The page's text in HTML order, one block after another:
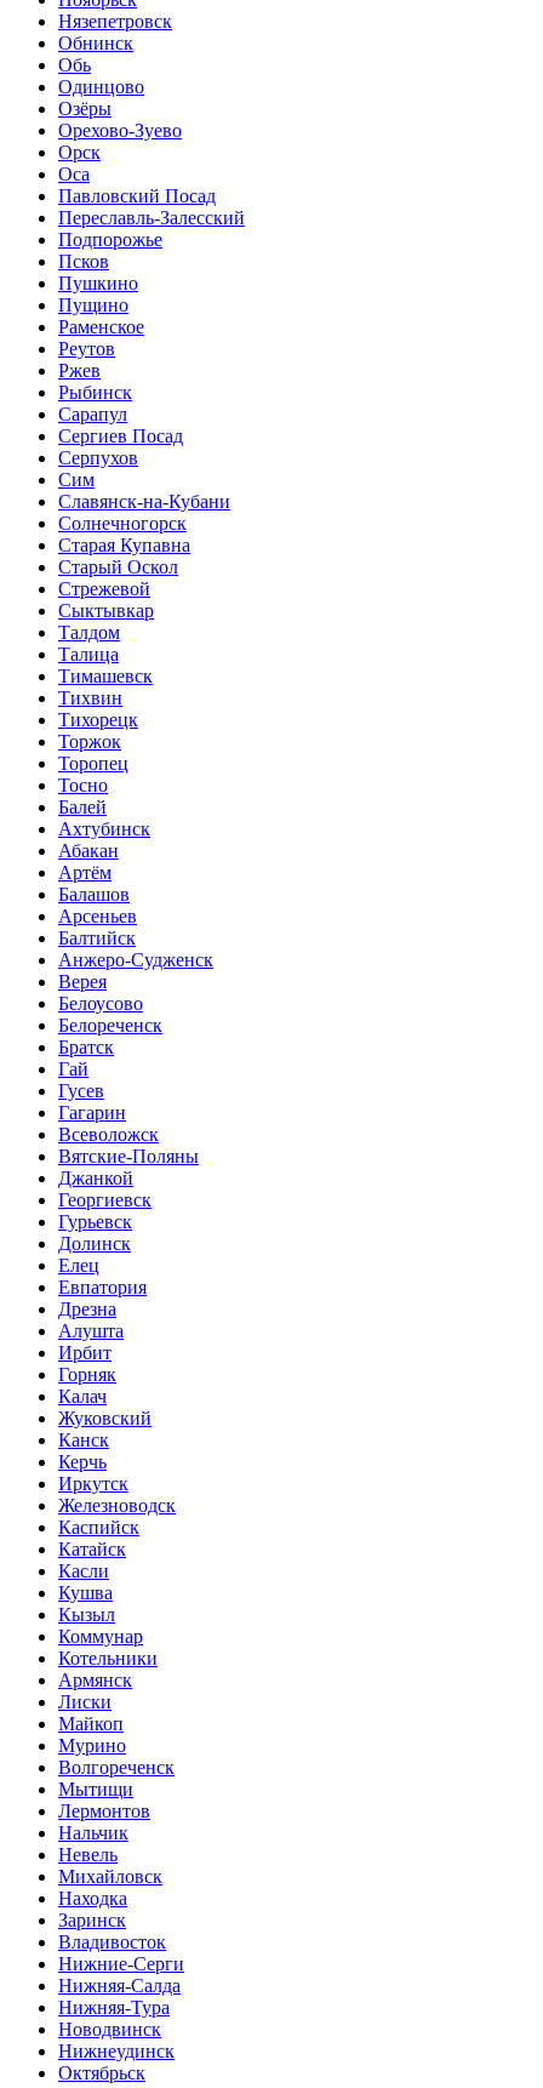
Нязепетровск
Обнинск
Обь
Одинцово
Озёры
Орехово-Зуево
Орск
Оса
Павловский Посад
Переславль-Залесский
Подпорожье
Псков
Пушкино
Пущино
Раменское
Реутов
Ржев
Рыбинск
Сарапул
Сергиев Посад
Серпухов
Сим
Славянск-на-Кубани
Солнечногорск
Старая Купавна
Старый Оскол
Стрежевой
Сыктывкар
Талдом
Талица
Тимашевск
Тихвин
Тихорецк
Торжок
Торопец
Тосно
Балей
Ахтубинск
Абакан
Артём
Балашов
Арсеньев
Балтийск
Анжеро-Судженск
Верея
Белоусово
Белореченск
Братск
Гай
Гусев
Гагарин
Всеволожск
Вятские-Поляны
Джанкой
Георгиевск
Гурьевск
Долинск
Елец
Евпатория
Дрезна
Алушта
Ирбит
Горняк
Калач
Жуковский
Канск
Керчь
Иркутск
Железноводск
Каспийск
Катайск
Касли
Кушва
Кызыл
Коммунар
Котельники
Армянск
Лиски
Майкоп
Мурино
Волгореченск
Мытищи
Лермонтов
Нальчик
Невель
Михайловск
Находка
Заринск
Владивосток
Нижние-Серги
Нижняя-Салда
Нижняя-Тура
Новодвинск
Нижнеудинск
Октябрьск